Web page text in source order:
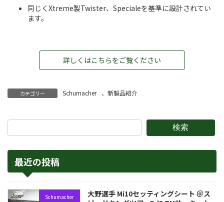
同じくXtreme製Twister、Specialeを基準に設計されてい
ます。
詳しくはこちらをご覧ください
カテゴリー Schumacher 、 新製品紹介
検索
最近の投稿
Schumacher
大野選手 Mi10セッティングシート ＠ス